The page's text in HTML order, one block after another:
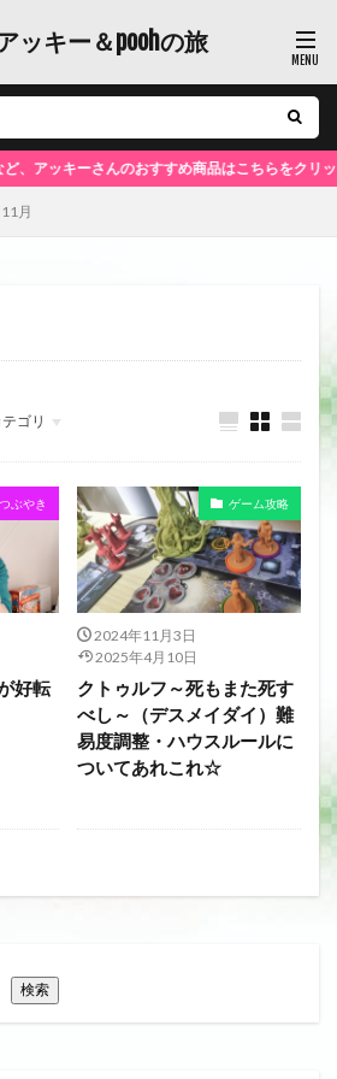
ッキーさんのおすすめ商品はこちらをクリック！
11月
ゴリ
つぶやき
好転
ゲーム攻略
2024年11月3日
2025年4月10日
クトゥルフ～死もまた死す
べし～（デスメイダイ）難
易度調整・ハウスルールに
ついてあれこれ☆
検索